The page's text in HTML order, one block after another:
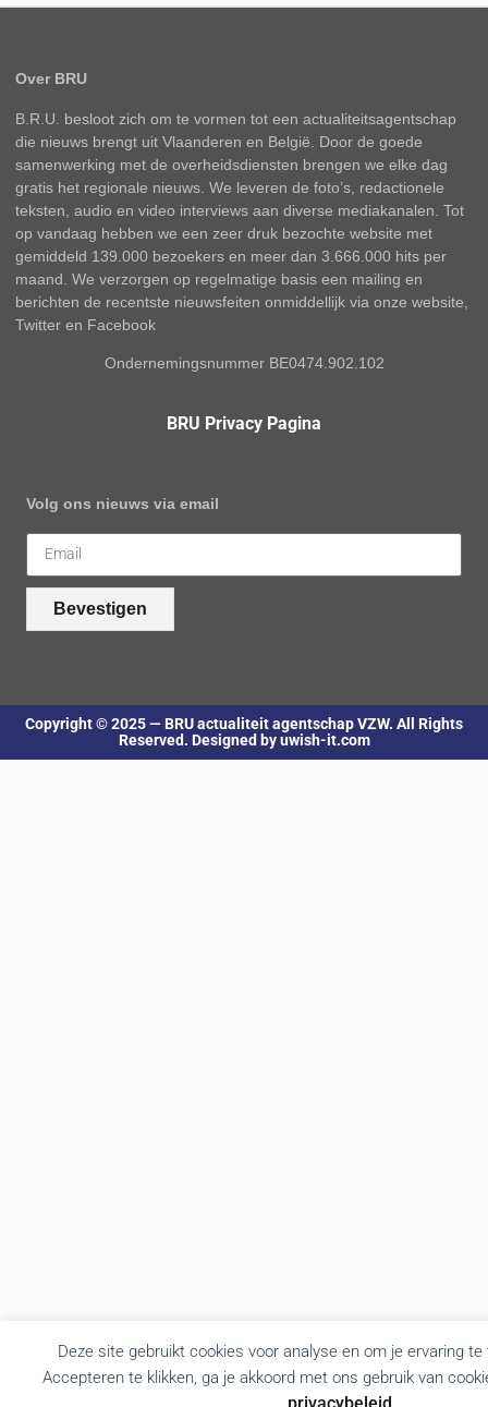
Deze site gebruikt cookies voor analyse en om je ervaring
Accepteren te klikken, ga je akkoord met ons gebruik van
Over BRU
B.R.U. besloot zich om te vormen tot een actualiteitsagentschap
die nieuws brengt uit Vlaanderen en België. Door de goede
samenwerking met de overheidsdiensten brengen we elke dag
gratis het regionale nieuws. We leveren de foto’s, redactionele
teksten, audio en video interviews aan diverse mediakanalen. Tot
op vandaag hebben we een zeer druk bezochte website met
gemiddeld 139.000 bezoekers en meer dan 3.666.000 hits per
maand. We verzorgen op regelmatige basis een mailing en
berichten de recentste nieuwsfeiten onmiddellijk via onze website,
Twitter en Facebook
Ondernemingsnummer BE0474.902.102
BRU Privacy Pagina
Volg ons nieuws via email
Bevestigen
Copyright © 2025 — BRU actualiteit agentschap VZW. All Rights
Reserved. Designed by uwish-it.com